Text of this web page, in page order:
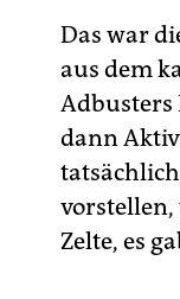
Das war
aus dem
Adbusters
dann
vorstellen,
Zelte, es